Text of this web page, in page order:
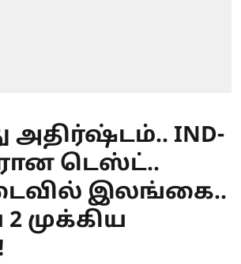
அதிர்ஷ்டம்.. IND-
டெஸ்ட்..
இலங்கை..
முக்கிய